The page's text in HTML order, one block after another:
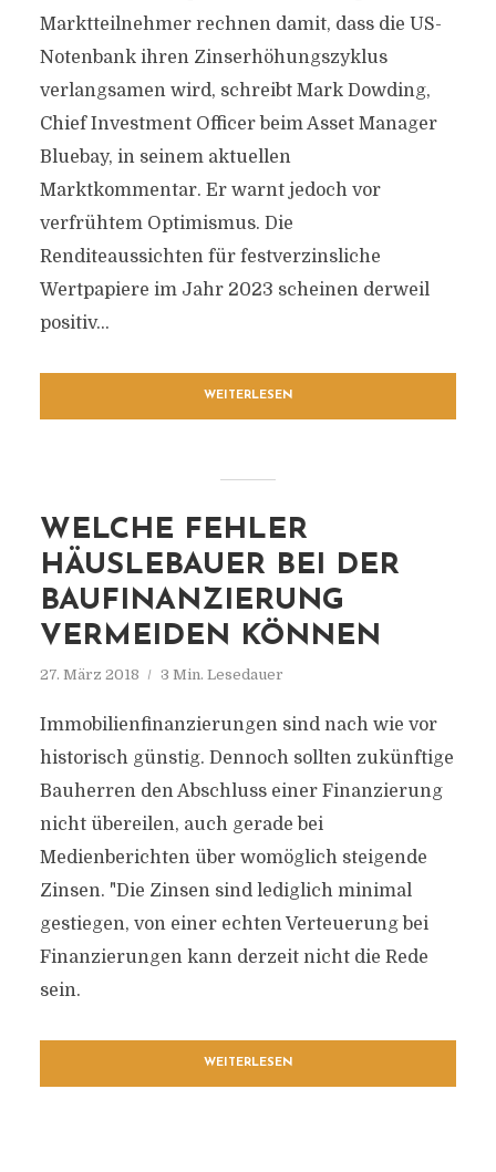
Marktteilnehmer rechnen damit, dass die US-
Notenbank ihren Zinserhöhungszyklus
verlangsamen wird, schreibt Mark Dowding,
Chief Investment Officer beim Asset Manager
Bluebay, in seinem aktuellen
Marktkommentar. Er warnt jedoch vor
verfrühtem Optimismus. Die
Renditeaussichten für festverzinsliche
Wertpapiere im Jahr 2023 scheinen derweil
positiv...
WEITERLESEN
WELCHE FEHLER
HÄUSLEBAUER BEI DER
BAUFINANZIERUNG
VERMEIDEN KÖNNEN
27. März 2018 3 Min. Lesedauer
Immobilienfinanzierungen sind nach wie vor
historisch günstig. Dennoch sollten zukünftige
Bauherren den Abschluss einer Finanzierung
nicht übereilen, auch gerade bei
Medienberichten über womöglich steigende
Zinsen. "Die Zinsen sind lediglich minimal
gestiegen, von einer echten Verteuerung bei
Finanzierungen kann derzeit nicht die Rede
sein.
WEITERLESEN